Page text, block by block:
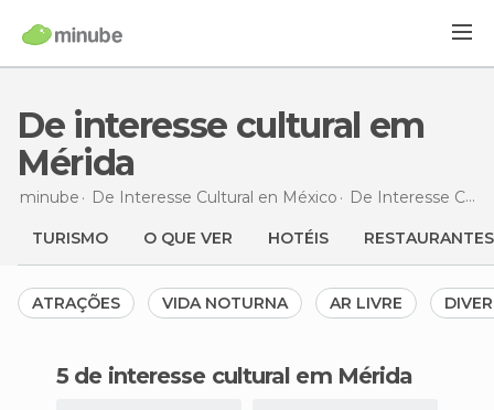
De interesse cultural em
Mérida
minube De Interesse Cultural en México De Interesse Cultural en
TURISMO O QUE VER HOTÉIS RESTAURANTES
ATRAÇÕES VIDA NOTURNA AR LIVRE
5 de interesse cultural em Mérida